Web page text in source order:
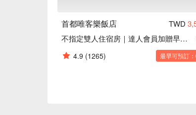
首都唯客樂飯店 TWD
不指定雙人住宿房｜達人會員加贈早餐兩客
4.9 (1265) 最早可預訂